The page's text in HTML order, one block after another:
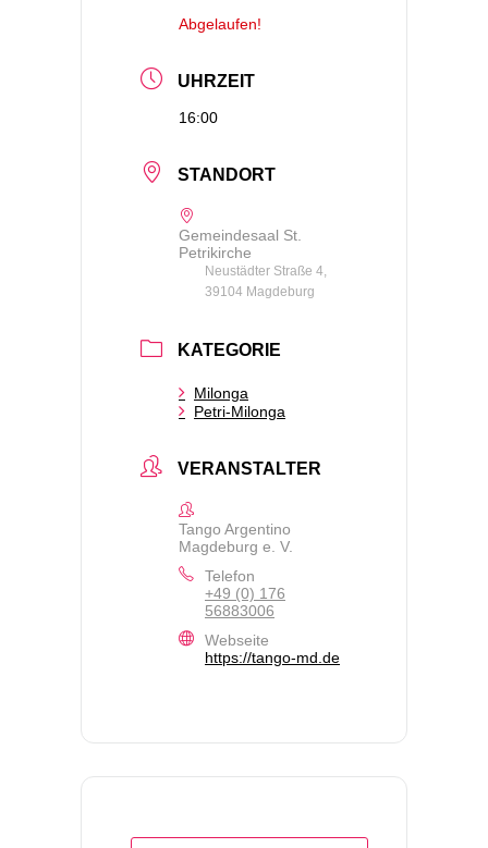
Abgelaufen!
UHRZEIT
16:00
STANDORT
Gemeindesaal St.
Petrikirche
Neustädter Straße 4,
39104 Magdeburg
KATEGORIE
Milonga
Petri-Milonga
VERANSTALTER
Tango Argentino
Magdeburg e. V.
Telefon
+49 (0) 176
56883006
Webseite
https://tango-md.de